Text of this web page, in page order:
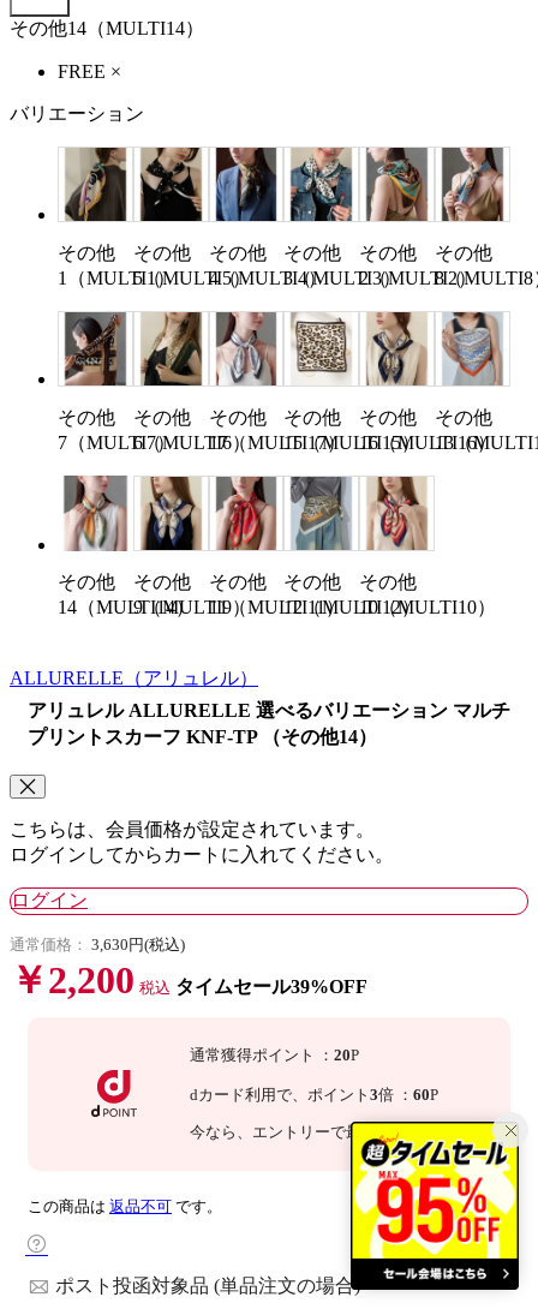
その他14（MULTI14）
FREE ×
バリエーション
その他
1（MULTI1）
その他
5（MULTI5）
その他
4（MULTI4）
その他
3（MULTI3）
その他
2（MULTI2）
その他
8（MULTI8
その他
7（MULTI7）
その他
6（MULTI6）
その他
17（MULTI17）
その他
15（MULTI15）
その他
16（MULTI16）
その他
13（
その他
14（MULTI14）
その他
9（MULTI9）
その他
11（MULTI11）
その他
12（MULTI12）
その他
10（MULTI10）
ALLURELLE （アリュレル）
アリュレル ALLURELLE 選べるバリエーション マルチ
プリントスカーフ KNF-TP （その他14）
こちらは、会員価格が設定されています。
ログインしてからカートに入れてください。
ログイン
通常価格： 3,630円(税込)
￥2,200 税込 タイムセール39%OFF
通常獲得ポイント ： 20P
dカード利用で、 ポイント 3倍 ： 60P
今なら 、エントリーで最大 倍！
この商品は 返品不可 です。
ポスト投函対象品 (単品注文の場合)